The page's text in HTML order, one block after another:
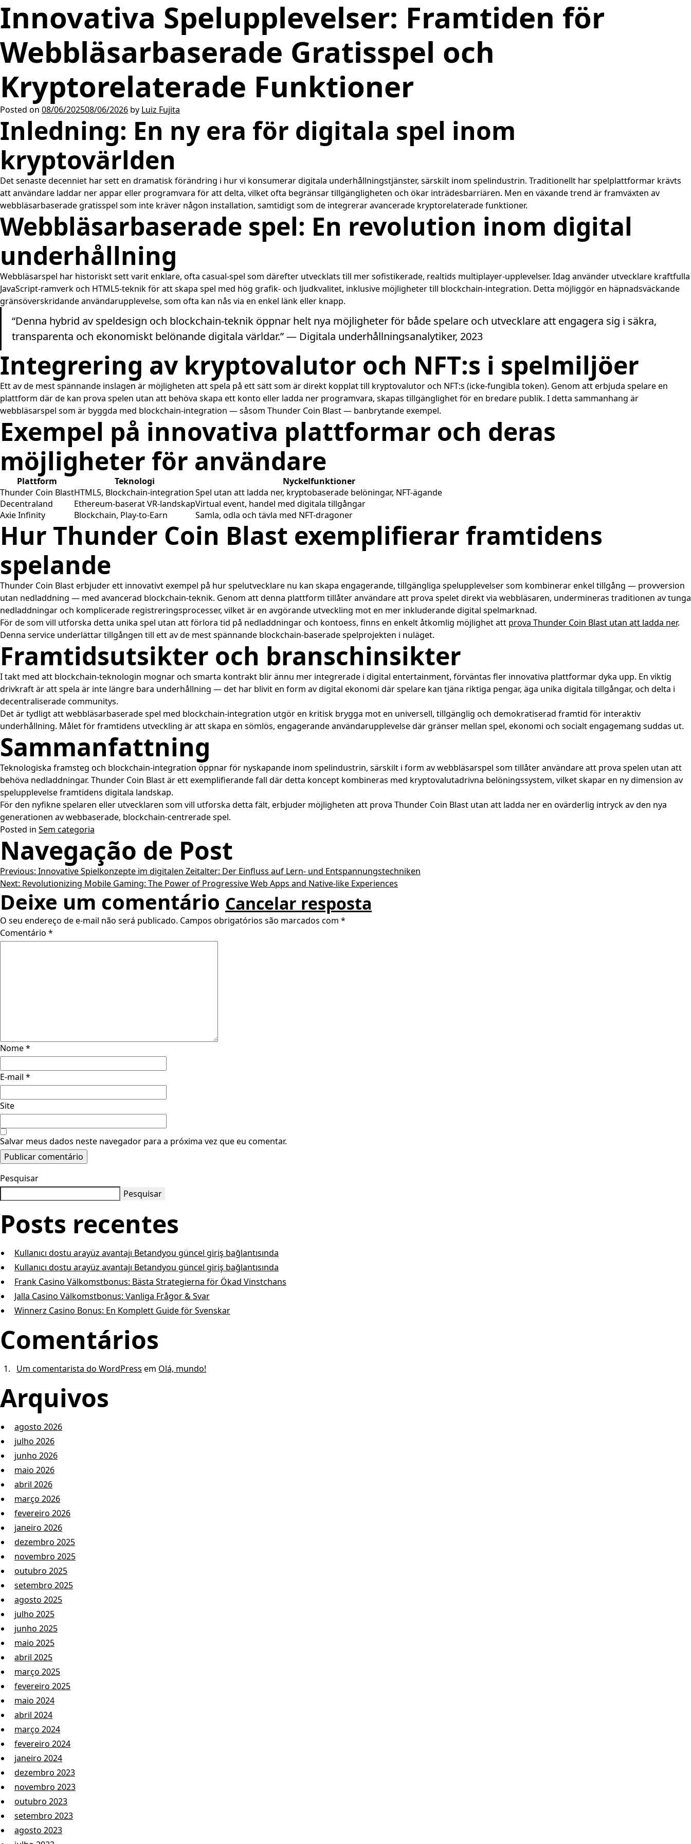
Innovativa Spelupplevelser: Framtiden för
Webbläsarbaserade Gratisspel och
Kryptorelaterade Funktioner
Posted on 08/06/202508/06/2026 by Luiz Fujita
Inledning: En ny era för digitala spel inom
kryptovärlden
Det senaste decenniet har sett en dramatisk förändring i hur vi konsumerar digitala underhållningstjänster, särskilt inom spelindustrin. Traditionellt har spelplattformar krävts
att användare laddar ner appar eller programvara för att delta, vilket ofta begränsar tillgängligheten och ökar inträdesbarriären. Men en växande trend är framväxten av
webbläsarbaserade gratisspel som inte kräver någon installation, samtidigt som de integrerar avancerade kryptorelaterade funktioner.
Webbläsarbaserade spel: En revolution inom digital
underhållning
Webbläsarspel har historiskt sett varit enklare, ofta casual-spel som därefter utvecklats till mer sofistikerade, realtids multiplayer-upplevelser. Idag använder utvecklare kraftfulla
JavaScript-ramverk och HTML5-teknik för att skapa spel med hög grafik- och ljudkvalitet, inklusive möjligheter till blockchain-integration. Detta möjliggör en häpnadsväckande
gränsöverskridande användarupplevelse, som ofta kan nås via en enkel länk eller knapp.
“Denna hybrid av speldesign och blockchain-teknik öppnar helt nya möjligheter för både spelare och utvecklare att engagera sig i säkra,
transparenta och ekonomiskt belönande digitala världar.” — Digitala underhållningsanalytiker, 2023
Integrering av kryptovalutor och NFT:s i spelmiljöer
Ett av de mest spännande inslagen är möjligheten att spela på ett sätt som är direkt kopplat till kryptovalutor och NFT:s (icke-fungibla token). Genom att erbjuda spelare en
plattform där de kan prova spelen utan att behöva skapa ett konto eller ladda ner programvara, skapas tillgänglighet för en bredare publik. I detta sammanhang är
webbläsarspel som är byggda med blockchain-integration — såsom Thunder Coin Blast — banbrytande exempel.
Exempel på innovativa plattformar och deras
möjligheter för användare
Plattform Teknologi
Nyckelfunktioner
Thunder Coin BlastHTML5, Blockchain-integrationSpel utan att ladda ner, kryptobaserade belöningar, NFT-ägande
Decentraland
Ethereum-baserat VR-landskapVirtual event, handel med digitala tillgångar
Axie Infinity
Blockchain, Play-to-Earn Samla, odla och tävla med NFT-dragoner
Hur Thunder Coin Blast exemplifierar framtidens
spelande
Thunder Coin Blast erbjuder ett innovativt exempel på hur spelutvecklare nu kan skapa engagerande, tillgängliga spelupplevelser som kombinerar enkel tillgång — provversion
utan nedladdning — med avancerad blockchain-teknik. Genom att denna plattform tillåter användare att prova spelet direkt via webbläsaren, undermineras traditionen av tunga
nedladdningar och komplicerade registreringsprocesser, vilket är en avgörande utveckling mot en mer inkluderande digital spelmarknad.
För de som vill utforska detta unika spel utan att förlora tid på nedladdningar och kontoess, finns en enkelt åtkomlig möjlighet att prova Thunder Coin Blast utan att ladda ner.
Denna service underlättar tillgången till ett av de mest spännande blockchain-baserade spelprojekten i nuläget.
Framtidsutsikter och branschinsikter
I takt med att blockchain-teknologin mognar och smarta kontrakt blir ännu mer integrerade i digital entertainment, förväntas fler innovativa plattformar dyka upp. En viktig
drivkraft är att spela är inte längre bara underhållning — det har blivit en form av digital ekonomi där spelare kan tjäna riktiga pengar, äga unika digitala tillgångar, och delta i
decentraliserade communitys.
Det är tydligt att webbläsarbaserade spel med blockchain-integration utgör en kritisk brygga mot en universell, tillgänglig och demokratiserad framtid för interaktiv
underhållning. Målet för framtidens utveckling är att skapa en sömlös, engagerande användarupplevelse där gränser mellan spel, ekonomi och socialt engagemang suddas ut.
Sammanfattning
Teknologiska framsteg och blockchain-integration öppnar för nyskapande inom spelindustrin, särskilt i form av webbläsarspel som tillåter användare att prova spelen utan att
behöva nedladdningar. Thunder Coin Blast är ett exemplifierande fall där detta koncept kombineras med kryptovalutadrivna belöningssystem, vilket skapar en ny dimension av
spelupplevelse framtidens digitala landskap.
För den nyfikne spelaren eller utvecklaren som vill utforska detta fält, erbjuder möjligheten att prova Thunder Coin Blast utan att ladda ner en ovärderlig intryck av den nya
generationen av webbaserade, blockchain-centrerade spel.
Posted in Sem categoria
Navegação de Post
Previous: Innovative Spielkonzepte im digitalen Zeitalter: Der Einfluss auf Lern- und Entspannungstechniken
Next: Revolutionizing Mobile Gaming: The Power of Progressive Web Apps and Native-like Experiences
Deixe um comentário Cancelar resposta
O seu endereço de e-mail não será publicado. Campos obrigatórios são marcados com *
Comentário *
Nome*
E-mail *
Site
Salvar meus dados neste navegador para a próxima vez que eu comentar.
Pesquisar
Pesquisar
Posts recentes
Kullanıcı dostu arayüz avantajı Betandyou güncel giriş bağlantısında
Kullanıcı dostu arayüz avantajı Betandyou güncel giriş bağlantısında
Frank Casino Välkomstbonus: Bästa Strategierna för Ökad Vinstchans
Jalla Casino Välkomstbonus: Vanliga Frågor & Svar
Winnerz Casino Bonus: En Komp l e t t G u i d e för Svenskar
Comentários
Um comentarista do WordPress em Olá, mundo!
Arquivos
agosto 2026
julho 2026
junho 2026
maio 2026
abril 2026
março 2026
fevereiro 2026
janeiro 2026
dezembro 2025
novembro 2025
outubro 2025
setembro 2025
agosto 2025
julho 2025
junho 2025
maio 2025
abril 2025
março 2025
fevereiro 2025
maio 2024
abril 2024
março 2024
fevereiro 2024
janeiro 2024
dezembro 2023
novembro 2023
outubro 2023
setembro 2023
agosto 2023